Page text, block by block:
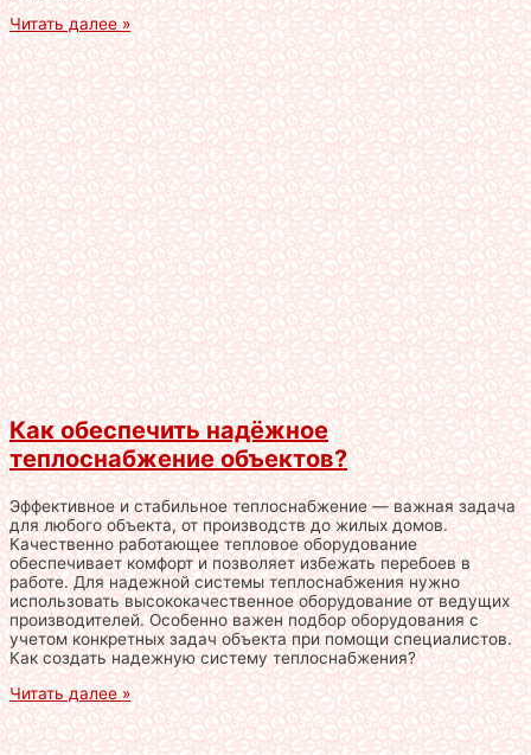
Читать далее »
Как обеспечить надёжное
теплоснабжение объектов?
Эффективное и стабильное теплоснабжение — важная задача
для любого объекта, от производств до жилых домов.
Качественно работающее тепловое оборудование
обеспечивает комфорт и позволяет избежать перебоев в
работе. Для надежной системы теплоснабжения нужно
использовать высококачественное оборудование от ведущих
производителей. Особенно важен подбор оборудования с
учетом конкретных задач объекта при помощи специалистов.
Как создать надежную систему теплоснабжения?
Читать далее »